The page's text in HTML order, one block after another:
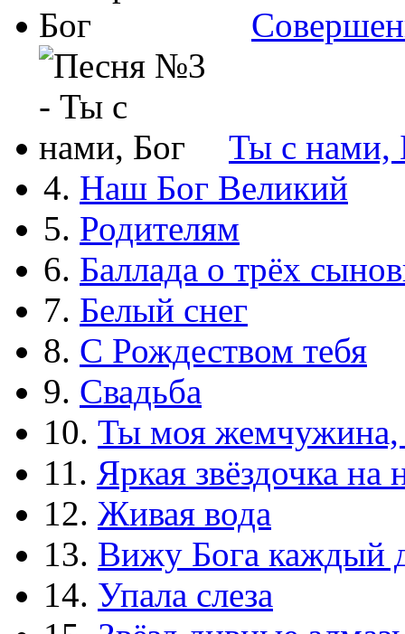
Ты с нами,
4. Наш Бог Великий
5. Родителям
6. Баллада о трёх
7. Белый снег
8. С Рождеством тебя
9. Свадьба
10. Ты моя жемчужина,
11. Яркая звёздочка на
12. Живая вода
13. Вижу Бога каждый
14. Упала слеза